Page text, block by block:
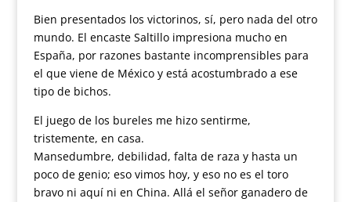
Bien presentados los victorinos, sí, pero nada del otro
mundo. El encaste Saltillo impresiona mucho en
España, por razones bastante incomprensibles para
el que viene de México y está acostumbrado a ese
tipo de bichos.
El juego de los bureles me hizo sentirme,
tristemente, en casa.
Mansedumbre, debilidad, falta de raza y hasta un
poco de genio; eso vimos hoy, y eso no es el toro
bravo ni aquí ni en China. Allá el señor ganadero de